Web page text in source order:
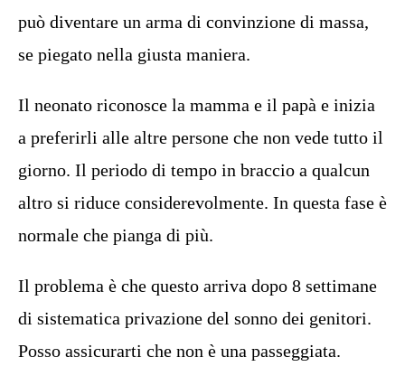
può diventare un arma di convinzione di massa,
se piegato nella giusta maniera.
Il neonato riconosce la mamma e il papà e inizia
a preferirli alle altre persone che non vede tutto il
giorno. Il periodo di tempo in braccio a qualcun
altro si riduce considerevolmente. In questa fase è
normale che pianga di più.
Il problema è che questo arriva dopo 8 settimane
di sistematica privazione del sonno dei genitori.
Posso assicurarti che non è una passeggiata.